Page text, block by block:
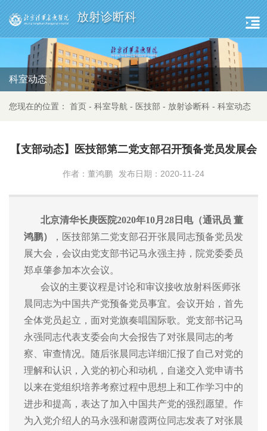
放射诊断科
科室动态
您现在的位置： 首页 - 科室导航 - 医技部 - 放射诊断科 - 科室动态
【支部动态】医技部第二党支部召开预备党员发展会
作者：董鸿鹏 发布日期：2020-11-24
北京清华长庚医院2020年10月 28 日电（通讯员 董
鸿鹏）
，医技部第二党支部召开张晨同志预备党员发
展大会，会议由党支部书记马永强主持，院党委委员
郑卓肇参加本次会议。
会议的主要议程是讨论和审议接收放射科医师张
晨同志为中国共产党预备党员事宜。会议开始，首先
全体党员起立，面对党旗奏唱国际歌。党支部书记马
永强同志代表支委会向大会报告了对张晨同志的考
察、审查情况。随后张晨同志详细汇报了自己对党的
理解和认识，入党的初心和动机，自递交入党申请书
以来在党组织培养考察过程中思想上和工作学习中的
进步和提高，表达了加入中国共产党的强烈愿望。作
为入党介绍人的马永强和谢霞两位同志发表了对张晨